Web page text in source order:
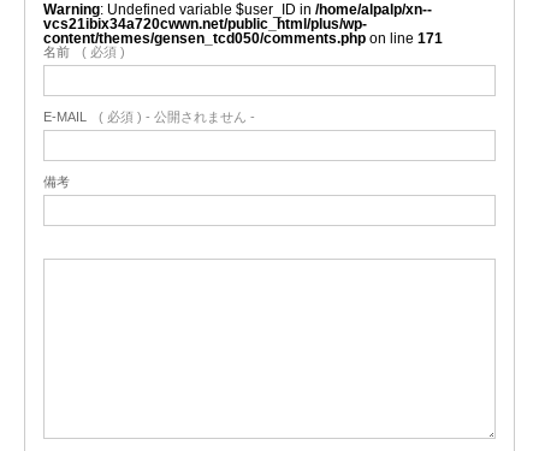
Warning : Undefined variable $user_ID in /home/alpalp/xn--
vcs21ibix34a720cwwn.net/public_html/plus/wp-
content/themes/gensen_tcd050/comments.php on line 171
名前 ( 必須 )
E-MAIL ( 必須 ) - 公開されません -
備考